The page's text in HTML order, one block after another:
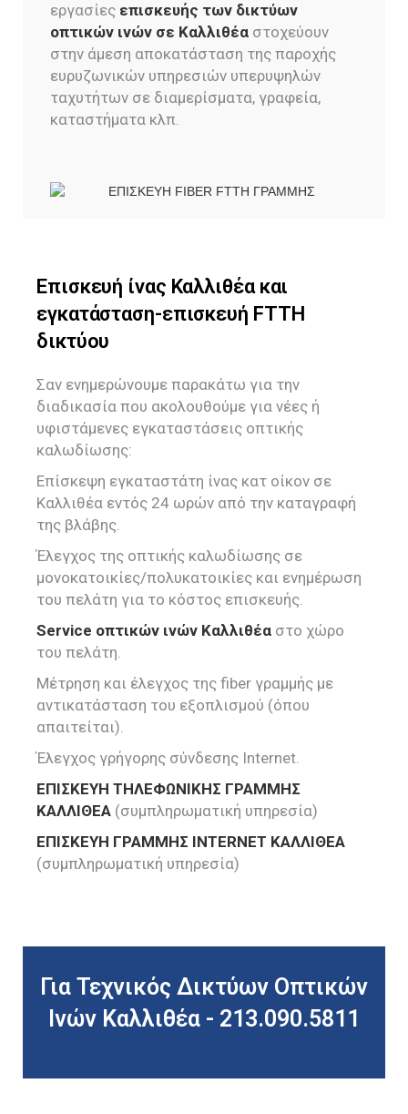
εργασίες επισκευής των δικτύων
οπτικών ινών σε Καλλιθέα στοχεύουν
στην άμεση αποκατάσταση της παροχής
ευρυζωνικών υπηρεσιών υπερυψηλών
ταχυτήτων σε διαμερίσματα, γραφεία,
καταστήματα κλπ.
Επισκευή ίνας Καλλιθέα και
εγκατάσταση-επισκευή FTTH
δικτύου
Σαν ενημερώνουμε παρακάτω για την
διαδικασία που ακολουθούμε για νέες ή
υφιστάμενες εγκαταστάσεις οπτικής
καλωδίωσης:
Επίσκεψη εγκαταστάτη ίνας κατ οίκον σε
Καλλιθέα εντός 24 ωρών από την καταγραφή
της βλάβης.
Έλεγχος της οπτικής καλωδίωσης σε
μονοκατοικίες/πολυκατοικίες και ενημέρωση
του πελάτη για το κόστος επισκευής.
Service οπτικών ινών Καλλιθέα στο χώρο
του πελάτη.
Μέτρηση και έλεγχος της fiber γραμμής με
αντικατάσταση του εξοπλισμού (όπου
απαιτείται).
Έλεγχος γρήγορης σύνδεσης Internet.
ΕΠΙΣΚΕΥΗ ΤΗΛΕΦΩΝΙΚΗΣ ΓΡΑΜΜΗΣ
ΚΑΛΛΙΘΕΑ (συμπληρωματική υπηρεσία)
ΕΠΙΣΚΕΥΗ ΓΡΑΜΜΗΣ INTERNET ΚΑΛΛΙΘΕΑ
(συμπληρωματική υπηρεσία)
Για Τεχνικός Δικτύων Οπτικών
Ινών Καλλιθέα - 213.090.5811